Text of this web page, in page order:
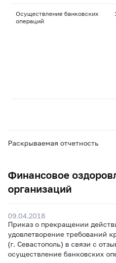
Осуществление банковских
операций
Раскрываемая отчетность
Финансовое
организаций
09.04.2018
Приказ о прекращении
удовлетворение требований
(г. Севастополь) в связи с
осуществление банковских